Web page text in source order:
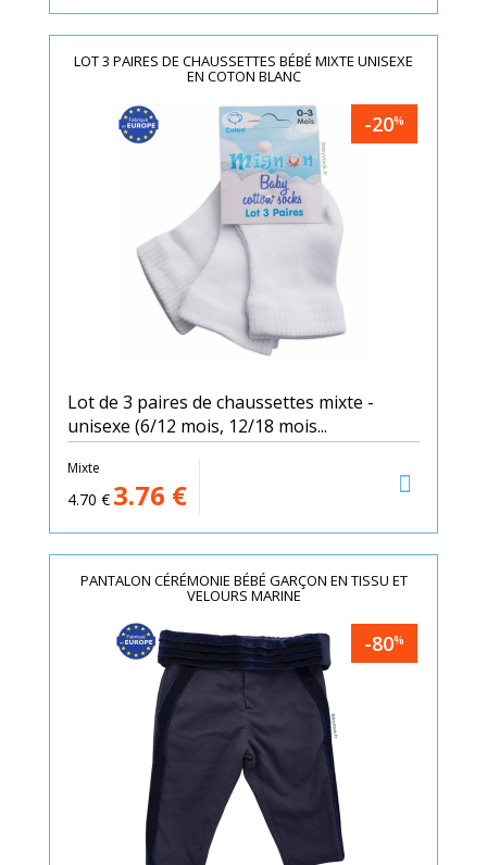
LOT 3 PAIRES DE CHAUSSETTES BÉBÉ MIXTE UNISEXE
EN COTON BLANC
-20%
Lot de 3 paires de chaussettes mixte -
unisexe (6/12 mois, 12/18 mois...
Mixte
4.70 € 3.76 €
PANTALON CÉRÉMONIE BÉBÉ GARÇON EN TISSU ET
VELOURS MARINE
-80%